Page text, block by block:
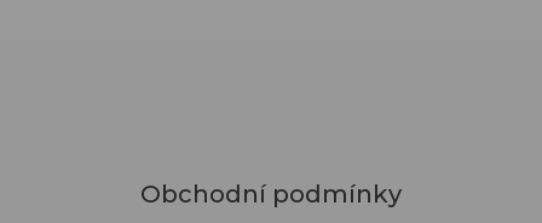
Obchodní podmínky